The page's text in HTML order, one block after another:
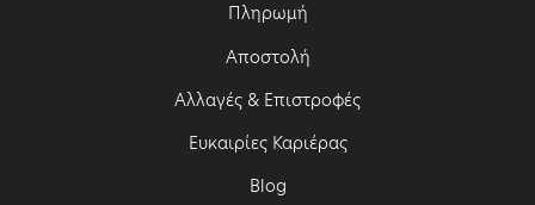
Πληρωμή
Αποστολή
Αλλαγές & Επιστροφές
Ευκαιρίες Καριέρας
Blog